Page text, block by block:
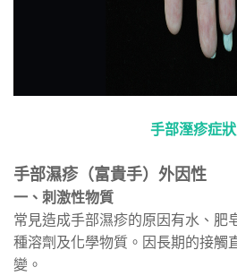
手部溼疹症
手部濕疹（富貴手）外因性
一、刺激性物質
常見造成手部濕疹的原因有水、肥
種溶劑及化學物質。因長期的接觸
變。